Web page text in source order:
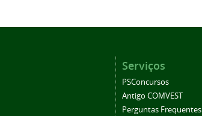
Serviços
PSConcursos
Antigo COMVEST
Perguntas Frequentes